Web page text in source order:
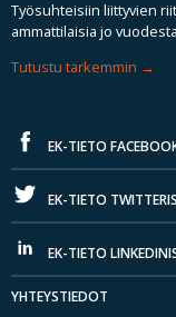
Työsuhteisiin liittyvien
ammattilaisia jo
Tutustu tarkemmin
EK-TIETO
EK-TIETO
EK-TIETO
YHTEYSTIEDOT